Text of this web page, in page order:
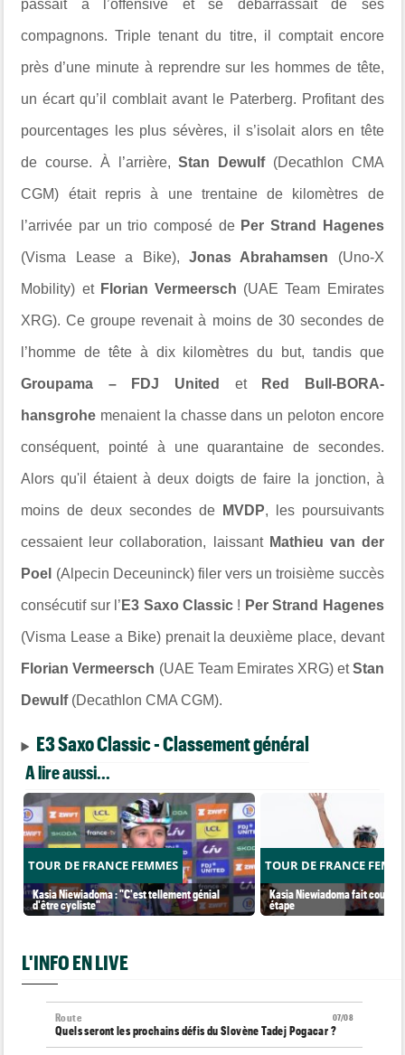
passait à l’offensive et se débarrassait de ses
compagnons. Triple tenant du titre, il comptait encore
près d’une minute à reprendre sur les hommes de tête,
un écart qu’il comblait avant le Paterberg. Profitant des
pourcentages les plus sévères, il s’isolait alors en tête
de course. À l’arrière,Stan Dewulf(Decathlon CMA
CGM) était repris à une trentaine de kilomètres de
l’arrivée par un trio composé dePer Strand Hagenes
(Visma Lease a Bike), Jonas Abrahamsen (Uno-X
Mobility) etFlorian Vermeersch (UAE Team Emirates
XRG). Ce groupe revenait à moins de 30 secondes de
l’homme de tête à dix kilomètres du but, tandis que
Groupama – FDJ United et Red Bull-BORA-
hansgrohe menaient la chasse dans un peloton encore
conséquent, pointé à une quarantaine de secondes.
Alors qu'il étaient à deux doigts de faire la jonction, à
moins de deux secondes de MVDP, les poursuivants
cessaient leur collaboration, laissant Mathieu van der
Poel (Alpecin Deceuninck) filer vers un troisième succès
consécutif sur l’ E3 Saxo Classic ! Per Strand Hagenes
(Visma Lease a Bike) prenait la deuxième place, devant
Florian Vermeersch (UAE Team Emirates XRG) etStan
Dewulf(Decathlon CMA CGM).
E3 Saxo Classic - Classement général
A lire aussi...
TOUR DE FRANCE FEMMES
Kasia Niewiadoma : "C'est tellement génial
d'être cycliste"
TOUR DE FRANCE
Kasia Niewiadoma fait coup
étape
L'INFO EN LIVE
07/08
Route
Quels seront les prochains défis du Slovène Tadej Pogacar ?